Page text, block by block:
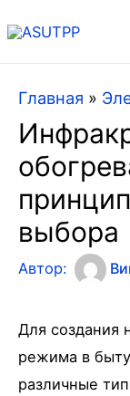
Главная »
выбора
Автор:
Для создания
режима в
различные